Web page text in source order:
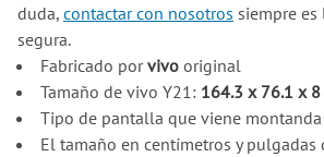
duda, contactar con nosotros siempre
segura.
Fabricado porvivooriginal
Tamaño de vivo Y21: 164.3 x 76.1 x
Tipo de pantalla que viene
El tamaño en centímetros y